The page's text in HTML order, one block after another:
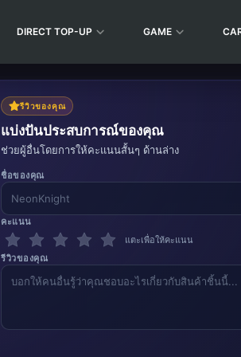
DIRECT TOP-UP GAME
รีวิวของคุณ
แบ่งปันประสบการณ์ของคุณ
ช่วยผู้อื่นโดยการให้คะแนนสั้นๆ ด้านล่าง
ชื่อของคุณ
คะแนน
แตะเพื่อให้คะแนน
รีวิวของคุณ